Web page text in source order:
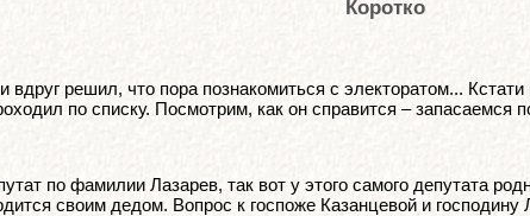
Коротко
решил, что пора познакомиться с электоратом...
по списку. Посмотрим, как он справится – запасаемся
по фамилии Лазарев, так вот у этого самого депутата
своим дедом. Вопрос к госпоже Казанцевой и